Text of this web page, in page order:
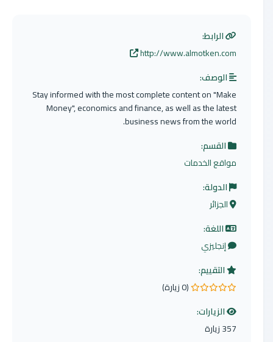
الرابط:
http://www.almotken.com
الوصف:
Stay informed with the most complete content on "Make
Money", economics and finance, as well as the latest
business news from the world.
القسم:
مواقع الخدمات
الدولة:
الجزائر
اللغة:
إنجليزي
التقييم:
0.0 من 5 نجوم
(0 زيارة)
الزيارات:
357 زيارة